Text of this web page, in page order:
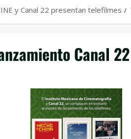
y Canal 22 presentan telefilmes
Canal 22